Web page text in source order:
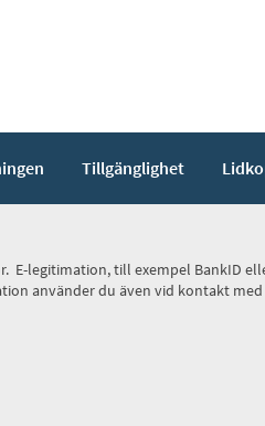
Tillgänglighet
legitimation, till exempel BankID
använder du även vid kontakt